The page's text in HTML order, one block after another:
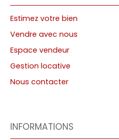
Estimez votre bien
Vendre avec nous
Espace vendeur
Gestion locative
Nous contacter
INFORMATIONS